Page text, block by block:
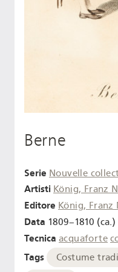
Berne
Serie Nouvelle
Artisti König, Franz
Editore König, Franz
Data 1809–1810 (ca.)
Tecnica acquaforte
Tags Costume